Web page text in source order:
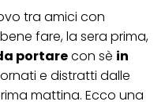
tra amici con
fare, la sera prima,
portarecon sè in
e distratti dalle
mattina. Ecco una